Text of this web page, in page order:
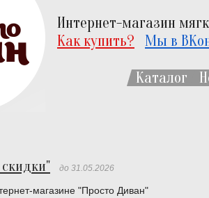
Интернет-магазин
Как купить?
Мы в
Каталог
до 31.05.2026
магазине "Просто Диван"